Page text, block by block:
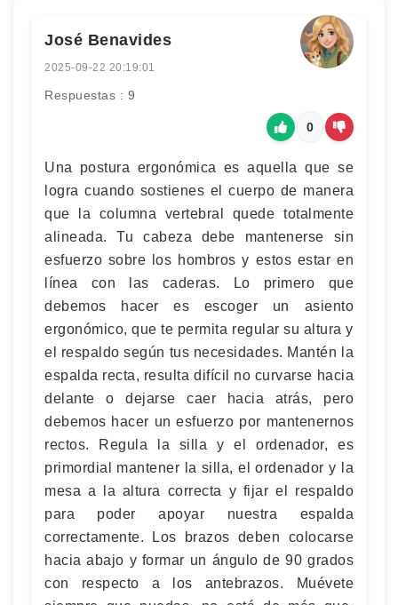
José Benavides
2025-09-22 20:19:01
Respuestas : 9
0
Una postura ergonómica es aquella que se
logra cuando sostienes el cuerpo de manera
que la columna vertebral quede totalmente
alineada. Tu cabeza debe mantenerse sin
esfuerzo sobre los hombros y estos estar en
línea con las caderas. Lo primero que
debemos hacer es escoger un asiento
ergonómico, que te permita regular su altura y
el respaldo según tus necesidades. Mantén la
espalda recta, resulta difícil no curvarse hacia
delante o dejarse caer hacia atrás, pero
debemos hacer un esfuerzo por mantenernos
rectos. Regula la silla y el ordenador, es
primordial mantener la silla, el ordenador y la
mesa a la altura correcta y fijar el respaldo
para poder apoyar nuestra espalda
correctamente. Los brazos deben colocarse
hacia abajo y formar un ángulo de 90 grados
con respecto a los antebrazos. Muévete